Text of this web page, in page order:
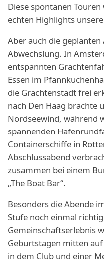
Diese spontanen
echten Highlights
Aber auch die
Abwechslung. In
entspannten
Essen im
die Grachtenstadt frei
nach Den Haag brachte
Nordseewind, während
spannenden
Containerschiffe in
Abschlussabend
zusammen bei einem
„The Boat Bar“.
Besonders die Abende
Stufe noch einmal
Gemeinschaftserlebnis
Geburtstagen mitten
in dem Club und einer